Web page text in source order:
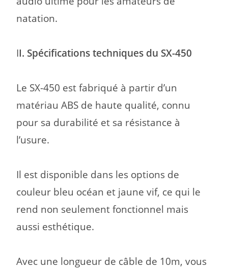
natation.
II. Spécifications techniques du SX-450
Le SX-450 est fabriqué à partir d’un
matériau ABS de haute qualité, connu
pour sa durabilité et sa résistance à
l’usure.
Il est disponible dans les options de
couleur bleu océan et jaune vif, ce qui le
rend non seulement fonctionnel mais
aussi esthétique.
Avec une longueur de câble de 10m, vous